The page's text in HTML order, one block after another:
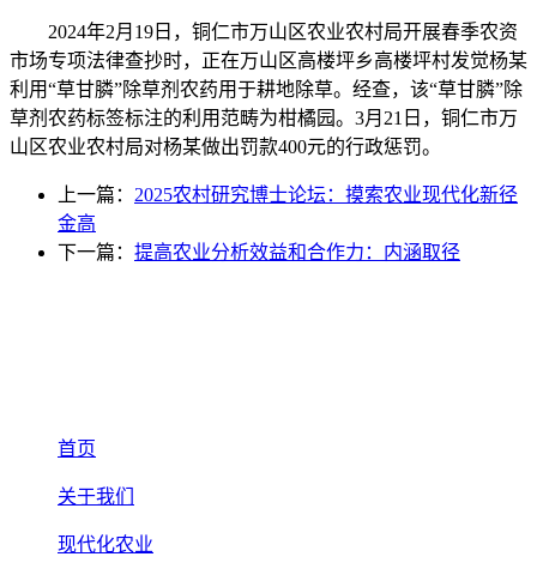
2024年2月19日，铜仁市万山区农业农村局开展春季农资
市场专项法律查抄时，正在万山区高楼坪乡高楼坪村发觉杨某
利用“草甘膦”除草剂农药用于耕地除草。经查，该“草甘膦”除
草剂农药标签标注的利用范畴为柑橘园。3月21日，铜仁市万
山区农业农村局对杨某做出罚款400元的行政惩罚。
上一篇： 2025农村研究博士论坛：摸索农业现代化新径
金高
下一篇： 提高农业分析效益和合作力：内涵取径
首页
关于我们
现代化农业